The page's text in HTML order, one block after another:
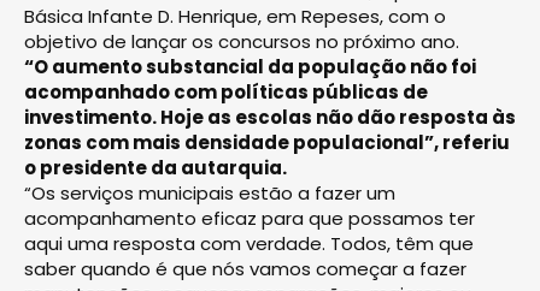
Básica Infante D. Henrique, em Repeses, com o
objetivo de lançar os concursos no próximo ano.
“O aumento substancial da população não foi
acompanhado com políticas públicas de
investimento. Hoje as escolas não dão resposta às
zonas com mais densidade populacional”, referiu
o presidente da autarquia.
“Os serviços municipais estão a fazer um
acompanhamento eficaz para que possamos ter
aqui uma resposta com verdade. Todos, têm que
saber quando é que nós vamos começar a fazer